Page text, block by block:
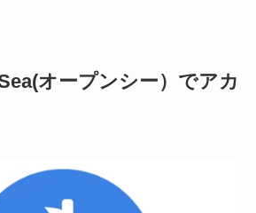
オープンシー）でアカ